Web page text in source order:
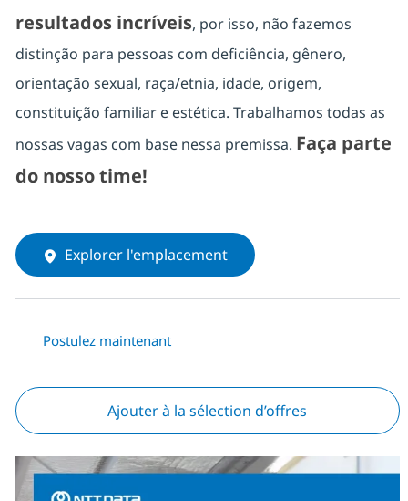
resultados incríveis, por isso, não fazemos
distinção para pessoas com deficiência, gênero,
orientação sexual, raça/etnia, idade, origem,
constituição familiar e estética. Trabalhamos todas as
nossas vagas com base nessa premissa. Faça parte
do nosso time!
Explorer l'emplacement
Postulez maintenant
Ajouter à la sélection d’offres